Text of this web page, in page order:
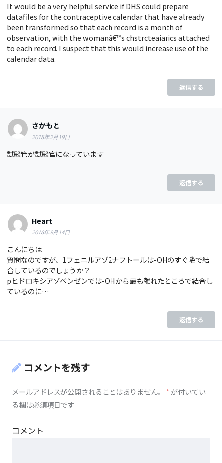
It would be a very helpful service if DHS could prepare
datafiles for the contraceptive calendar that have already
been transformed so that each record is a month of
observation, with the womanâ€™s chstrcteaiarics attached
to each record. I suspect that this would increase use of the
calendar data.
返信する
さかもと
2018年2月19日
試験管が試験官になっています
返信する
Heart
2018年9月14日
こんにちは
質問なのですが、1フェニルアゾ2ナフトールは-OHのすぐ隣で結
合しているのでしょうか？
pヒドロキシアゾベンゼンでは-OHから最も離れたところで結合し
ているのに…
返信する
コメントを残す
メールアドレスが公開されることはありません。 *が付いてい
る欄は必須項目です
コメント